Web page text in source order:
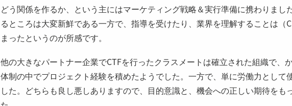
どう関係を作るか、という主にはマーケティング戦略＆実行準備に携わりまし
るところは大変新鮮である一方で、指導を受けたり、業界を理解することは（
まったというのが所感です。
他の大きなパートナー企業でCTFを行ったクラスメートは確立された組織で、
体制の中でプロジェクト経験を積めたようでした。一方で、単に労働力として
した。どちらも良し悪しありますので、目的意識と、機会への正しい期待をも